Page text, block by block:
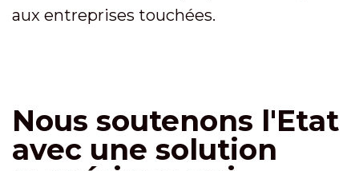
aux entreprises touchées.
Nous soutenons l'Etat
avec une solution